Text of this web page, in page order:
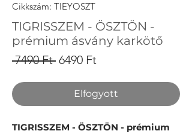
Cikkszám: TIEYOSZT
TIGRISSZEM - ÖSZTÖN -
prémium ásvány karkötő
7490 Ft Szokásos
6490 FtAkciós
Elfogyott
TIGRISSZEM - ÖSZTÖN - prémium